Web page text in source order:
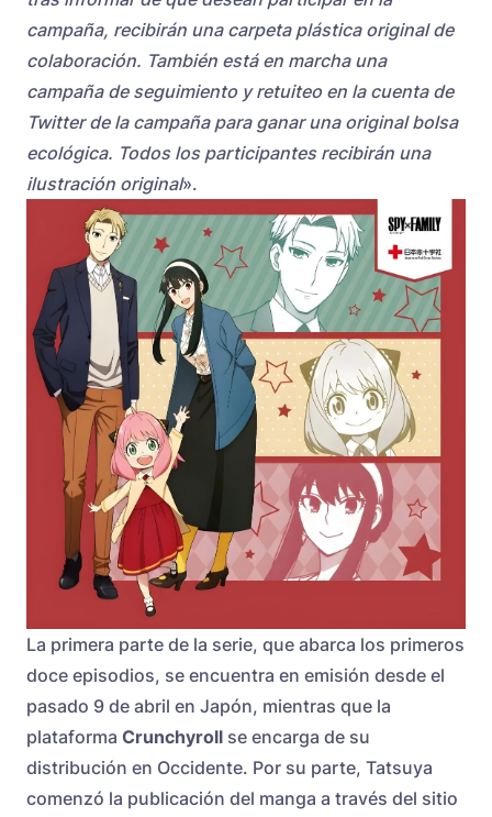
campaña, recibirán una carpeta plástica original de
colaboración. También está en marcha una
campaña de seguimiento y retuiteo en la cuenta de
Twitter de la campaña para ganar una original bolsa
ecológica. Todos los participantes recibirán una
ilustración original».
La primera parte de la serie, que abarca los primeros
doce episodios, se encuentra en emisión desde el
pasado 9 de abril en Japón, mientras que la
plataforma Crunchyroll se encarga de su
distribución en Occidente. Por su parte, Tatsuya
comenzó la publicación del manga a través del sitio